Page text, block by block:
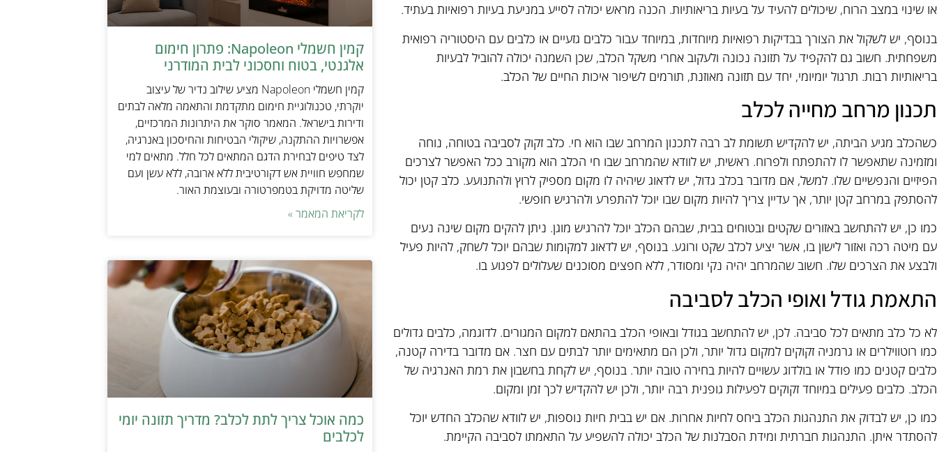
או שינוי במצב הרוח, שיכולים להעיד על בעיות בריאותיות. הכנה מראש יכולה לסייע במניעת בעיות רפואיות בעתיד.
בנוסף, יש לשקול את הצורך בבדיקות רפואיות מיוחדות, במיוחד עבור כלבים גזעיים או כלבים עם היסטוריה רפואית
משפחתית. חשוב גם להקפיד על תזונה נכונה ולעקוב אחרי משקל הכלב, שכן השמנה יכולה להוביל לבעיות
בריאותיות רבות. תרגול יומיומי, יחד עם תזונה מאוזנת, תורמים לשיפור איכות החיים של הכלב.
תכנון מרחב מחייה לכלב
כשהכלב מגיע הביתה, יש להקדיש תשומת לב רבה לתכנון המרחב שבו הוא חי. כלב זקוק לסביבה בטוחה, נוחה
ומזמינה שתאפשר לו להתפתח ולפרוח. ראשית, יש לוודא שהמרחב שבו חי הכלב הוא מקורב ככל האפשר לצרכים
הפיזיים והנפשיים שלו. למשל, אם מדובר בכלב גדול, יש לדאוג שיהיה לו מקום מספיק לרוץ ולהתנועע. כלב קטן יכול
להסתפק במרחב קטן יותר, אך עדיין צריך להיות מקום שבו יוכל להתפרע ולהרגיש חופשי.
כמו כן, יש להתחשב באזורים שקטים ובטוחים בבית, שבהם הכלב יוכל להרגיש מוגן. ניתן להקים מקום שינה נעים
עם מיטה רכה ואזור לישון בו, אשר יציע לכלב שקט ורוגע. בנוסף, יש לדאוג למקומות שבהם יוכל לשחק, להיות פעיל
ולבצע את הצרכים שלו. חשוב שהמרחב יהיה נקי ומסודר, ללא חפצים מסוכנים שעלולים לפגוע בו.
התאמת גודל ואופי הכלב לסביבה
לא כל כלב מתאים לכל סביבה. לכן, יש להתחשב בגודל ובאופי הכלב בהתאם למקום המגורים. לדוגמה, כלבים גדולים
כמו רוטווילרים או גרמניה זקוקים למקום גדול יותר, ולכן הם מתאימים יותר לבתים עם חצר. אם מדובר בדירה קטנה,
כלבים קטנים כמו פודל או בולדוג עשויים להיות בחירה טובה יותר. בנוסף, יש לקחת בחשבון את רמת האנרגיה של
הכלב. כלבים פעילים במיוחד זקוקים לפעילות גופנית רבה יותר, ולכן יש להקדיש לכך זמן ומקום.
כמו כן, יש לבדוק את התנהגות הכלב ביחס לחיות אחרות. אם יש בבית חיות נוספות, יש לוודא שהכלב החדש יוכל
להסתדר איתן. התנהגות חברתית ומידת הסבלנות של הכלב יכולה להשפיע על התאמתו לסביבה הקיימת.
קמין חשמלי Napoleon: פתרון חימום
אלגנטי, בטוח וחסכוני לבית המודרני
קמין חשמלי Napoleon מציע שילוב נדיר של עיצוב
יוקרתי, טכנולוגיית חימום מתקדמת והתאמה מלאה לבתים
ודירות בישראל. המאמר סוקר את היתרונות המרכזיים,
אפשרויות ההתקנה, שיקולי הבטיחות והחיסכון באנרגיה,
לצד טיפים לבחירת הדגם המתאים לכל חלל. מתאים למי
שמחפש חוויית אש דקורטיבית ללא ארובה, ללא עשן ועם
שליטה מדויקת בטמפרטורה ובעוצמת האור.
לקריאת המאמר »
כמה אוכל צריך לתת לכלב? מדריך תזונה יומי
לכלבים